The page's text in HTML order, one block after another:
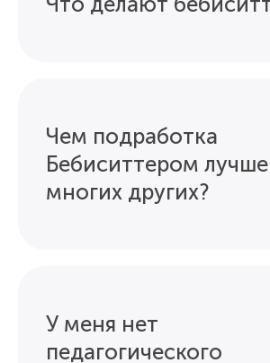
Чем подработка
Бебиситтером лучше
многих других?
У меня нет
педагогического